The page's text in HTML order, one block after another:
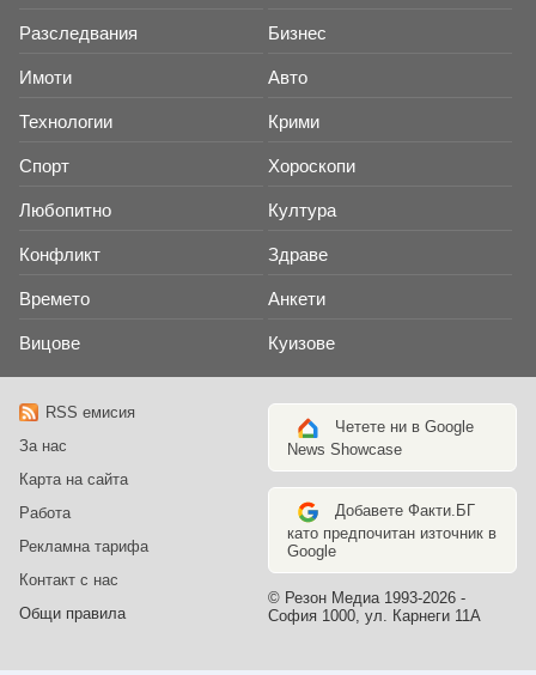
Разследвания Бизнес
Имоти Авто
Технологии Крими
Спорт Хороскопи
Любопитно Култура
Конфликт Здраве
Времето Анкети
Вицове Куизове
RSS емисия
За нас
Карта на сайта
Работа
Рекламна тарифа
Контакт с нас
Общи правила
Четете ни в Google
News Showcase
Добавете Факти.БГ
като предпочитан източник в
Google
© Резон Медиа 1993-2026 -
София 1000, ул. Карнеги 11А